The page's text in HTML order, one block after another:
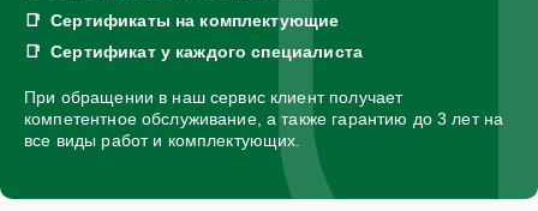
Сертификаты на комплектующие
Сертификат у каждого специалиста
При обращении в наш сервис клиент получает
компетентное обслуживание, а также гарантию до 3 лет на
все виды работ и комплектующих.